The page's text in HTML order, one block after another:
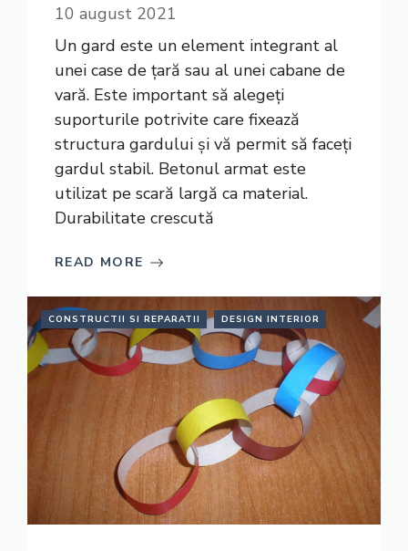
10 august 2021
Un gard este un element integrant al
unei case de țară sau al unei cabane de
vară. Este important să alegeți
suporturile potrivite care fixează
structura gardului și vă permit să faceți
gardul stabil. Betonul armat este
utilizat pe scară largă ca material.
Durabilitate crescută
READ MORE
CONSTRUCTII SI REPARATII DESIGN INTERIOR